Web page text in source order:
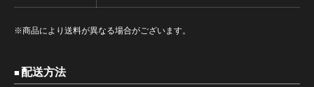
※商品により送料が異なる場合がございます。
配送方法